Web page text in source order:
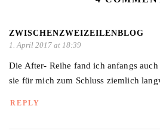
ZWISCHENZWEIZEILENBLOG
1. April 2017 at 18:39
Die After- Reihe fand ich anfangs
sie für mich zum Schluss ziemlich
REPLY